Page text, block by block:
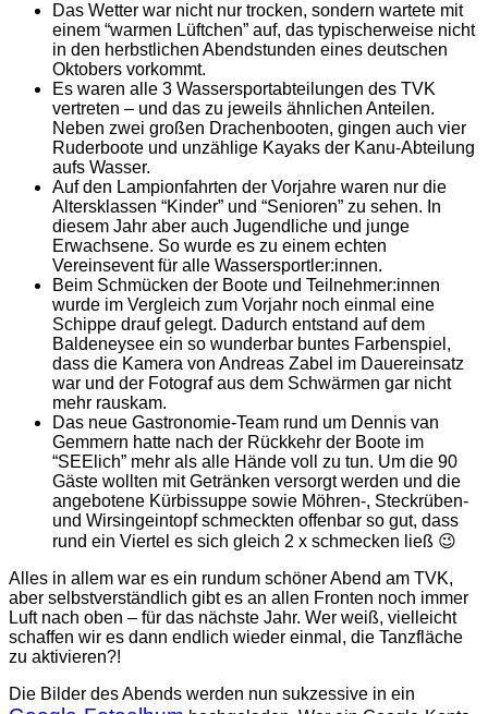
Das Wetter war nicht nur trocken, sondern wartete mit
einem “warmen Lüftchen” auf, das typischerweise nicht
in den herbstlichen Abendstunden eines deutschen
Oktobers vorkommt.
Es waren alle 3 Wassersportabteilungen des TVK
vertreten – und das zu jeweils ähnlichen Anteilen.
Neben zwei großen Drachenbooten, gingen auch vier
Ruderboote und unzählige Kayaks der Kanu-Abteilung
aufs Wasser.
Auf den Lampionfahrten der Vorjahre waren nur die
Altersklassen “Kinder” und “Senioren” zu sehen. In
diesem Jahr aber auch Jugendliche und junge
Erwachsene. So wurde es zu einem echten
Vereinsevent für alle Wassersportler:innen.
Beim Schmücken der Boote und Teilnehmer:innen
wurde im Vergleich zum Vorjahr noch einmal eine
Schippe drauf gelegt. Dadurch entstand auf dem
Baldeneysee ein so wunderbar buntes Farbenspiel,
dass die Kamera von Andreas Zabel im Dauereinsatz
war und der Fotograf aus dem Schwärmen gar nicht
mehr rauskam.
Das neue Gastronomie-Team rund um Dennis van
Gemmern hatte nach der Rückkehr der Boote im
“SEElich” mehr als alle Hände voll zu tun. Um die 90
Gäste wollten mit Getränken versorgt werden und die
angebotene Kürbissuppe sowie Möhren-, Steckrüben-
und Wirsingeintopf schmeckten offenbar so gut, dass
rund ein Viertel es sich gleich 2 x schmecken ließ 😉
Alles in allem war es ein rundum schöner Abend am TVK,
aber selbstverständlich gibt es an allen Fronten noch immer
Luft nach oben – für das nächste Jahr. Wer weiß, vielleicht
schaffen wir es dann endlich wieder einmal, die Tanzfläche
zu aktivieren?!
Die Bilder des Abends werden nun sukzessive in ein